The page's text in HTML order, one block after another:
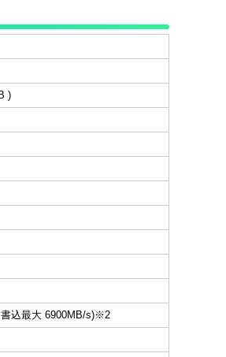
)
込最大 6900MB/s)※2